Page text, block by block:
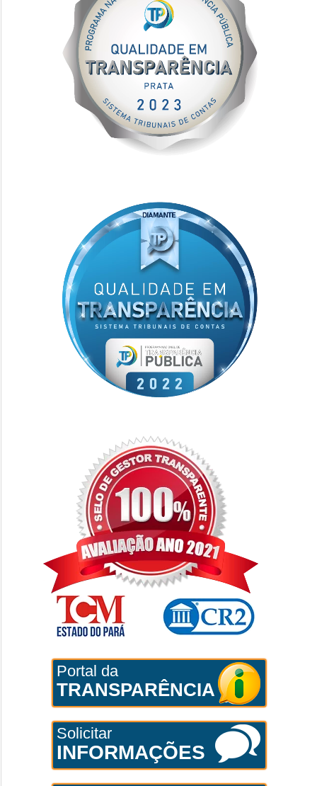
Portal da
TRANSPARÊNCIA
Solicitar
INFORMAÇÕES